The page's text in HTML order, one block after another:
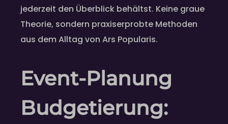
jederzeit den Überblick behältst. Keine graue
Theorie, sondern praxiserprobte Methoden
aus dem Alltag von Ars Popularis.
Event-Planung
Budgetierung: